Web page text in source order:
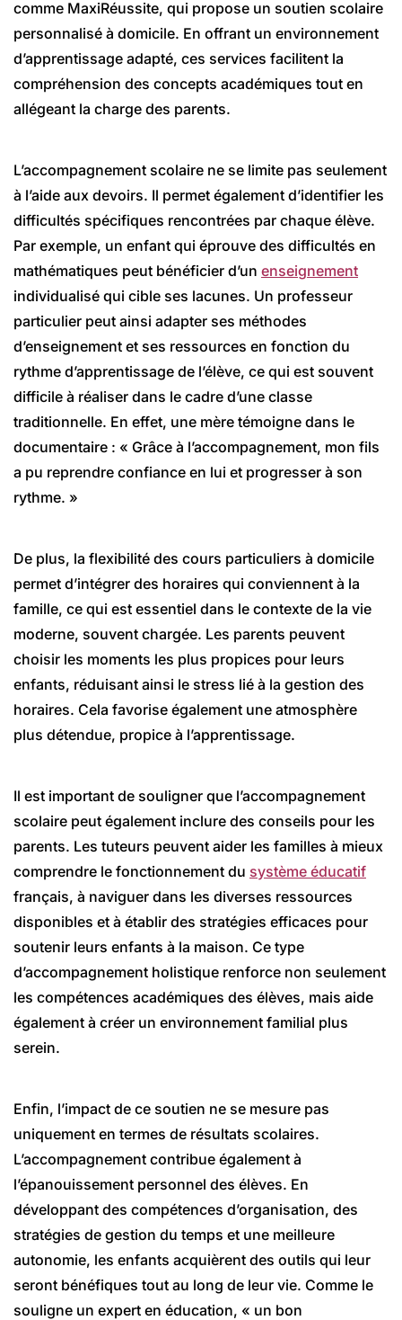
comme MaxiRéussite, qui propose un soutien scolaire
personnalisé à domicile. En offrant un environnement
d’apprentissage adapté, ces services facilitent la
compréhension des concepts académiques tout en
allégeant la charge des parents.
L’accompagnement scolaire ne se limite pas seulement
à l’aide aux devoirs. Il permet également d’identifier les
difficultés spécifiques rencontrées par chaque élève.
Par exemple, un enfant qui éprouve des difficultés en
mathématiques peut bénéficier d’un enseignement
individualisé qui cible ses lacunes. Un professeur
particulier peut ainsi adapter ses méthodes
d’enseignement et ses ressources en fonction du
rythme d’apprentissage de l’élève, ce qui est souvent
difficile à réaliser dans le cadre d’une classe
traditionnelle. En effet, une mère témoigne dans le
documentaire : « Grâce à l’accompagnement, mon fils
a pu reprendre confiance en lui et progresser à son
rythme. »
De plus, la flexibilité des cours particuliers à domicile
permet d’intégrer des horaires qui conviennent à la
famille, ce qui est essentiel dans le contexte de la vie
moderne, souvent chargée. Les parents peuvent
choisir les moments les plus propices pour leurs
enfants, réduisant ainsi le stress lié à la gestion des
horaires. Cela favorise également une atmosphère
plus détendue, propice à l’apprentissage.
Il est important de souligner que l’accompagnement
scolaire peut également inclure des conseils pour les
parents. Les tuteurs peuvent aider les familles à mieux
comprendre le fonctionnement du système éducatif
français, à naviguer dans les diverses ressources
disponibles et à établir des stratégies efficaces pour
soutenir leurs enfants à la maison. Ce type
d’accompagnement holistique renforce non seulement
les compétences académiques des élèves, mais aide
également à créer un environnement familial plus
serein.
Enfin, l’impact de ce soutien ne se mesure pas
uniquement en termes de résultats scolaires.
L’accompagnement contribue également à
l’épanouissement personnel des élèves. En
développant des compétences d’organisation, des
stratégies de gestion du temps et une meilleure
autonomie, les enfants acquièrent des outils qui leur
seront bénéfiques tout au long de leur vie. Comme le
souligne un expert en éducation, « un bon